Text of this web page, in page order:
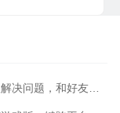
饥荒本地联机总是掉线卡顿？用蒲公英游戏版解决问题，和好友畅玩